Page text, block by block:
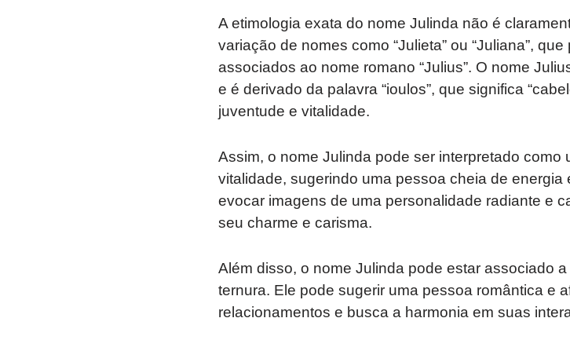
A etimologia exata do nome Julinda não é
variação de nomes como “Julieta” ou “Juliana”,
associados ao nome romano “Julius”. O nome
e é derivado da palavra “ioulos”, que significa
juventude e vitalidade.
Assim, o nome Julinda pode ser interpretado como
vitalidade, sugerindo uma pessoa cheia de
evocar imagens de uma personalidade radiante e
seu charme e carisma.
Além disso, o nome Julinda pode estar associado
ternura. Ele pode sugerir uma pessoa romântica e
relacionamentos e busca a harmonia em suas